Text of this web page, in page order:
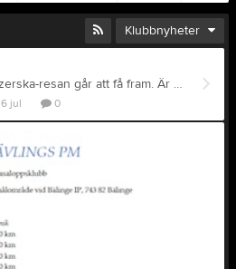
Klubbnyheter
Ytterligare fyra platser till Jizerska-resan går att få fram. Är du intresserad? Mejla Olof på olny@telia.com.
6 jul 0